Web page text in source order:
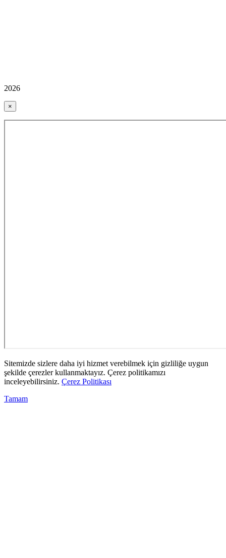
2026
×
Sitemizde sizlere daha iyi hizmet verebilmek için gizliliğe uygun
şekilde çerezler kullanmaktayız. Çerez politikamızı
inceleyebilirsiniz. Çerez Politikası
Tamam